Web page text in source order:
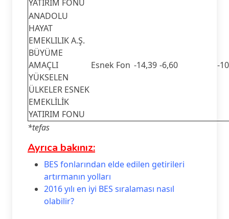
YATIRIM FONU
ANADOLU
HAYAT
EMEKLILIK A.Ş.
BÜYÜME
AMAÇLI
YÜKSELEN
ÜLKELER ESNEK
EMEKLİLİK
YATIRIM FONU
Esnek Fon -14,39 -6,60 -
*tefas
Ayrıca bakınız:
BES fonlarından elde edilen getirileri
artırmanın yolları
2016 yılı en iyi BES sıralaması nasıl
olabilir?